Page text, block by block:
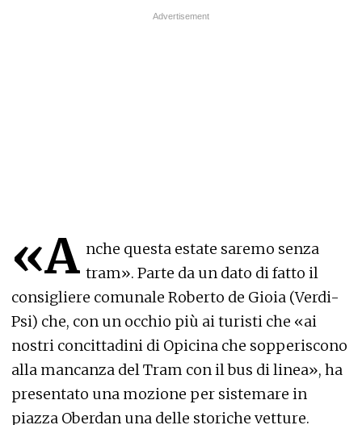
«A nche questa estate saremo senza
tram». Parte da un dato di fatto il
consigliere comunale Roberto de Gioia (Verdi-
Psi) che, con un occhio più ai turisti che «ai
nostri concittadini di Opicina che sopperiscono
alla mancanza del Tram con il bus di linea», ha
presentato una mozione per sistemare in
piazza Oberdan una delle storiche vetture.